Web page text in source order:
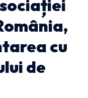
cu
de